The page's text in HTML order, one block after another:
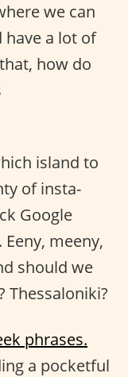
we can
have a lot of
how do
island to
of insta-
Google
meeny,
should we
Thessaloniki?
phrases.
a pocketful